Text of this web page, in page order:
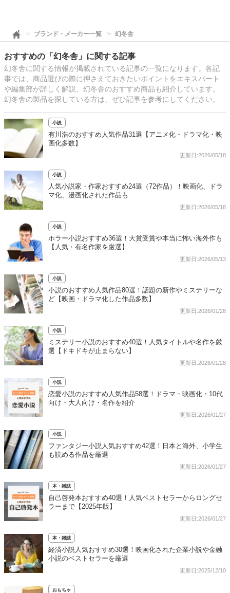
ブランド・メーカー一覧 幻冬舎
おすすめの「幻冬舎」に関する記事
幻冬舎に関する情報が掲載されている記事の一覧になります。各記
事では、商品選びの際に押さえておきたいポイントをエキスパート
や編集部が詳しく解説、幻冬舎のおすすめ商品も紹介しています。
幻冬舎の製品を探している方は、ぜひ記事を参考にしてください。
小説
有川浩のおすすめ人気作品31選【アニメ化・ドラマ化・映
画化多数】
更新日:2026/05/18
小説
人気小説家・作家おすすめ24選（72作品）！映画化、ドラ
マ化、漫画化された作品も
更新日:2026/05/18
小説
ホラー小説おすすめ36選！大賞受賞や本当に怖い海外作も
【人気・有名作家を厳選】
更新日:2026/05/13
小説
小説のおすすめ人気作品80選！話題の新作やミステリーな
ど【映画・ドラマ化した作品多数】
更新日:2026/01/28
小説
ミステリー小説のおすすめ40選！人気タイトルや名作を厳
選【ドキドキが止まらない】
更新日:2026/01/28
小説
恋愛小説のおすすめ人気作品58選！ドラマ・映画化・10代
向け・大人向け・名作を紹介
更新日:2026/01/27
小説
ファンタジー小説人気おすすめ42選！日本と海外、小学生
も読める作品を厳選
更新日:2026/01/27
本・雑誌
自己啓発本おすすめ40選！人気ベストセラーからロングセ
ラーまで【2025年版】
更新日:2026/01/27
本・雑誌
経済小説人気おすすめ30選！映画化された企業小説や金融
小説のベストセラーを厳選
更新日:2025/12/10
おもちゃ